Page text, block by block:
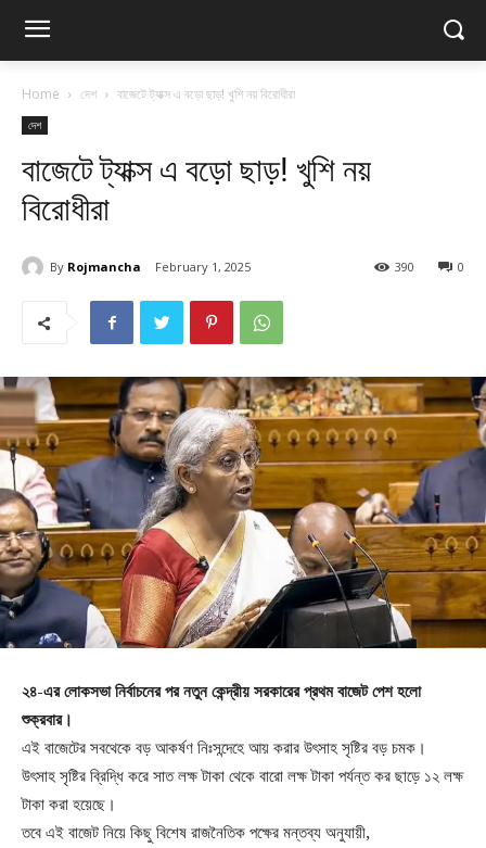
Home দেশ বাজেটে ট্যাক্স এ বড়ো ছাড়! খুশি নয় বিরোধীরা
দেশ
বাজেটে ট্যাক্স এ বড়ো ছাড়! খুশি নয়
বিরোধীরা
By Rojmancha February 1, 2025 0
390
২৪-এর লোকসভা নির্বাচনের পর নতুন কেন্দ্রীয় সরকারের প্রথম বাজেট পেশ হলো
শুক্রবার।
এই বাজেটের সবথেকে বড় আকর্ষণ নিঃসন্দেহে আয় করার উৎসাহ সৃষ্টির বড় চমক।
উৎসাহ সৃষ্টির ব্রিদ্ধি করে সাত লক্ষ টাকা থেকে বারো লক্ষ টাকা পর্যন্ত কর ছাড়ে ১২ লক্ষ
টাকা করা হয়েছে।
তবে এই বাজেট নিয়ে কিছু বিশেষ রাজনৈতিক পক্ষের মন্তব্য অনুযায়ী,